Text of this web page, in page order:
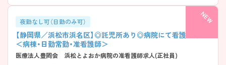
夜勤なし可（日勤のみ可）
【静岡県／浜松市浜名区】◎託児所あり◎病院にて看護師募集
＜病棟・日勤常勤・准看護師＞
医療法人豊岡会 浜松とよおか病院の准看護師求人(正社員)